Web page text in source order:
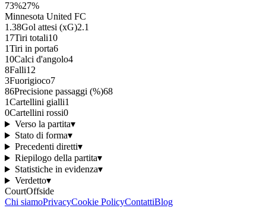
73%27%
Minnesota United FC
1.38Gol attesi (xG)2.1
17Tiri totali10
1Tiri in porta6
10Calci d'angolo4
8Falli12
3Fuorigioco7
86Precisione passaggi (%)68
1Cartellini gialli1
0Cartellini rossi0
Verso la partita▾
Stato di forma▾
Precedenti diretti▾
Riepilogo della partita▾
Statistiche in evidenza▾
Verdetto▾
CourtOffside
Chi siamoPrivacyCookie PolicyContattiBlog